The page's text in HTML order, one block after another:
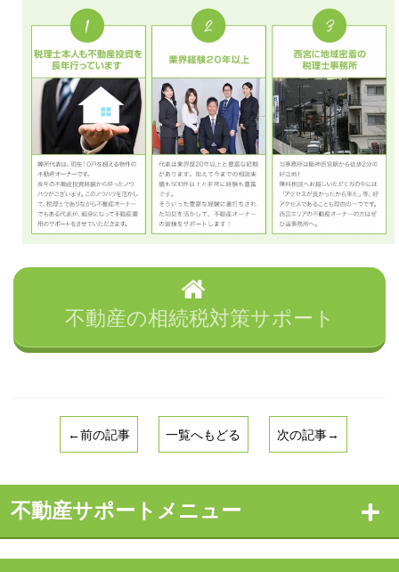
不動産の相続税対策サポート
←前の記事 一覧へもどる 次の記事→
不動産サポートメニュー